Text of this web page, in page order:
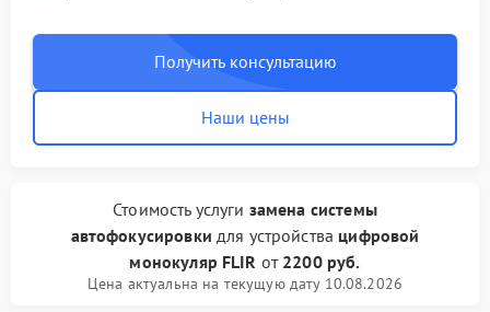
Получить консультацию
Наши цены
Стоимость услуги замена системы
автофокусировки для устройства цифровой
монокуляр FLIR от 2200 руб.
Цена актуальна на текущую дату 10.08.2026